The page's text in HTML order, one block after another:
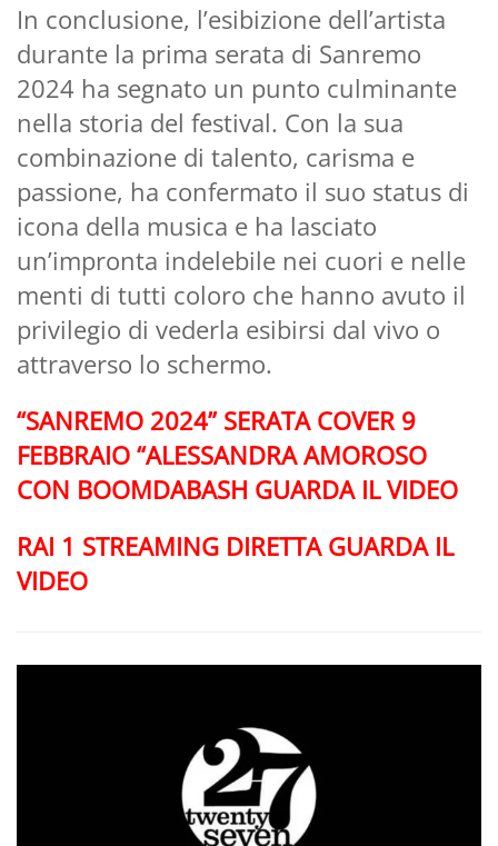
In conclusione, l’esibizione dell’artista
durante la prima serata di Sanremo
2024 ha segnato un punto culminante
nella storia del festival. Con la sua
combinazione di talento, carisma e
passione, ha confermato il suo status di
icona della musica e ha lasciato
un’impronta indelebile nei cuori e nelle
menti di tutti coloro che hanno avuto il
privilegio di vederla esibirsi dal vivo o
attraverso lo schermo.
“SANREMO 2024” SERATA COVER 9
FEBBRAIO “ALESSANDRA AMOROSO
CON BOOMDABASH GUARDA IL VIDEO
RAI 1 STREAMING DIRETTA GUARDA IL
VIDEO